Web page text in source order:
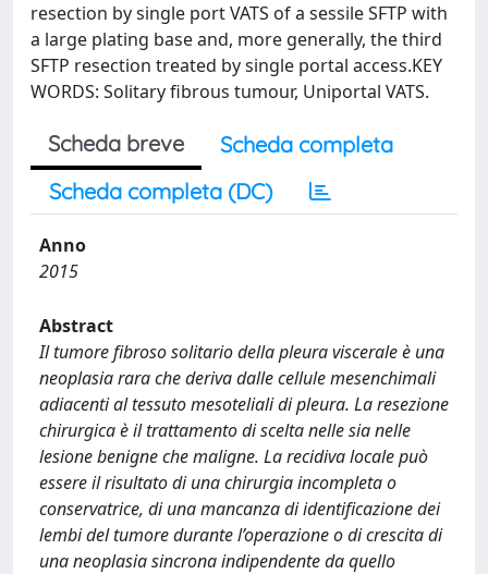
resection by single port VATS of a sessile SFTP with
a large plating base and, more generally, the third
SFTP resection treated by single portal access.KEY
WORDS: Solitary fibrous tumour, Uniportal VATS.
Scheda breve
Scheda completa
Scheda completa (DC)
Anno
2015
Abstract
Il tumore fibroso solitario della pleura viscerale è una
neoplasia rara che deriva dalle cellule mesenchimali
adiacenti al tessuto mesoteliali di pleura. La resezione
chirurgica è il trattamento di scelta nelle sia nelle
lesione benigne che maligne. La recidiva locale può
essere il risultato di una chirurgia incompleta o
conservatrice, di una mancanza di identificazione dei
lembi del tumore durante l’operazione o di crescita di
una neoplasia sincrona indipendente da quello